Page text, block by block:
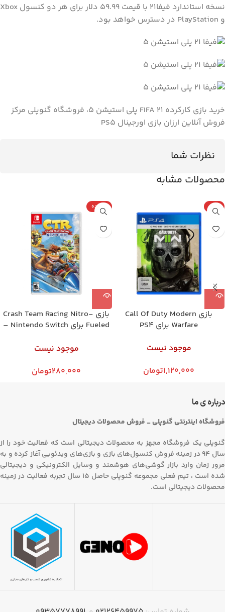
نسخه استاندارد فیفا21 با قیمت 59.99 دلار برای هر دو کنسول Xbox
و PlayStation در دسترس خواهد بود.
خرید بازی کارکرده FIFA 21 پلی استیشن 5، فروشگاه گنوپلی مرکز
فروش آنلاین ارزان بازی اورجینال PS5
نظرات شما
محصولات مشابه
پلمپ
بازی Call Of Duty Modern
Warfare برای PS4
موجود نیست
1,120,000تومان
کارکرده
بازی Crash Team Racing Nitro-
Fueled برای Nintendo Switch –
موجود نیست
280,000تومان
درباره ی ما
فروشگاه اینترنتی گنوپلی _ فروش محصولات دیجیتال
گنوپلی یک فروشگاه مجهز به محصولات دیجیتالی است که فعالیت خود را از
سال 94 در زمینه فروش کنسول‌های بازی و بازی‌های ویدئویی آغاز کرده و به
مرور زمان وارد بازار گوشی‌های هوشمند و وسایل الکترونیکی و دیجیتالی
شده است ، تیم فعلی مجموعه گنوپلی حاصل 15 سال تجربه فعالیت در زمینه
محصولات دیجیتالی است.